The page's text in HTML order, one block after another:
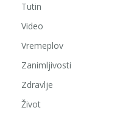
Tutin
Video
Vremeplov
Zanimljivosti
Zdravlje
Život